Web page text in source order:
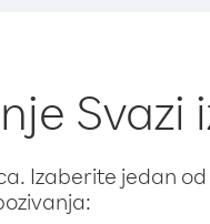
Svazi
Izaberite jedan